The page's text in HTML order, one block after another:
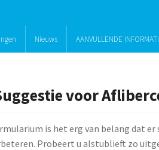
Nieuws AANVULLENDE
voor
is het erg van belang dat
Probeert u alstublieft zo